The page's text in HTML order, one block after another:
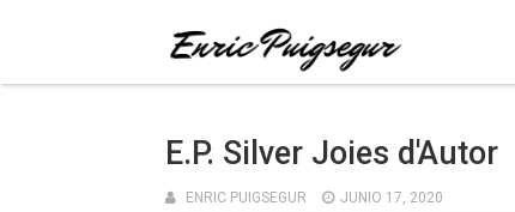
E.P. Silver Joies d'Autor
ENRIC PUIGSEGUR JUNIO 17, 2020